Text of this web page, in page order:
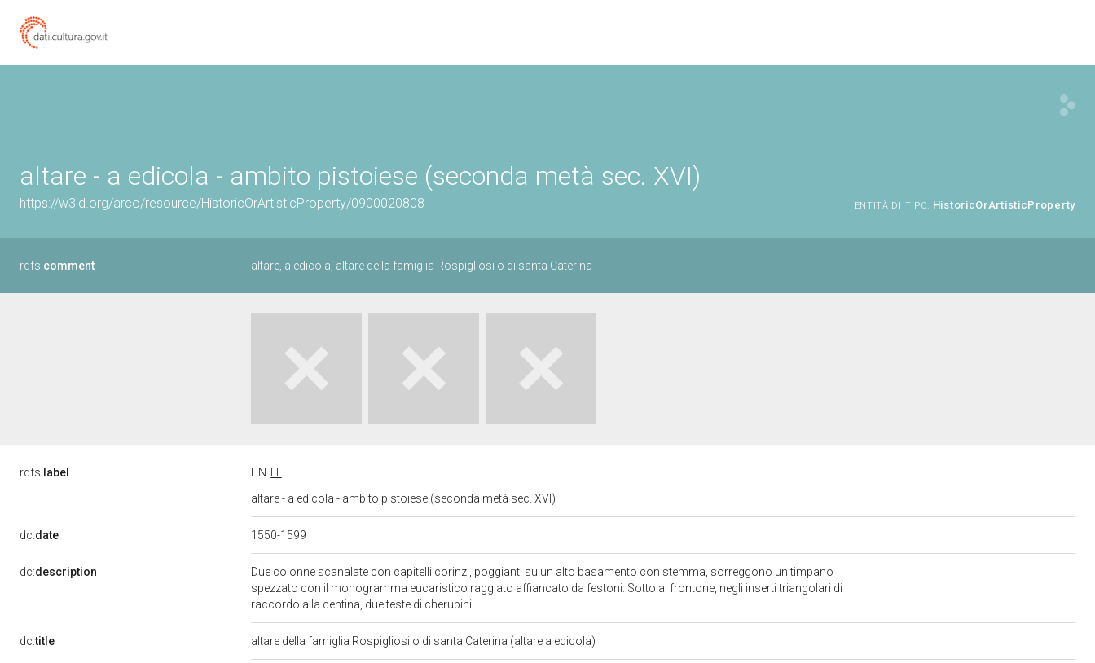
altare - a edicola - ambito pistoiese (seconda metà sec. XVI)
https://w3id.org/arco/resource/HistoricOrArtisticProperty/0900020808 ENTITÀ DI TIPO: HistoricOrArtisticProperty
rdfs:comment altare, a edicola, altare della famiglia Rospigliosi o di santa Caterina
rdfs: label EN
IT
altare - a edicola - ambito pistoiese (seconda metà sec. XVI)
dc:date 1550-1599
dc:description
Due colonne scanalate con capitelli corinzi, poggianti su un alto basamento con stemma, sorreggono un timpano
spezzato con il monogramma eucaristico raggiato affiancato da festoni. Sotto al frontone, negli inserti triangolari di
raccordo alla centina, due teste di cherubini
dc:title altare della famiglia Rospigliosi o di santa Caterina (altare a edicola)